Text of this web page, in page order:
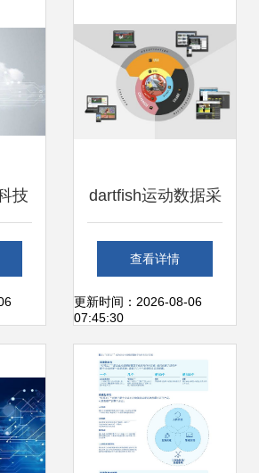
技
师
解
dartfish运动数据采
集与分析讲座沈阳
站成功举办，彰显
网络技术开发新高
度
查看详情
更新时间：2026-08-06
07:45:30